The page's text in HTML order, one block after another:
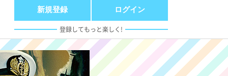
新規登録 ログイン
登録してもっと楽しく!